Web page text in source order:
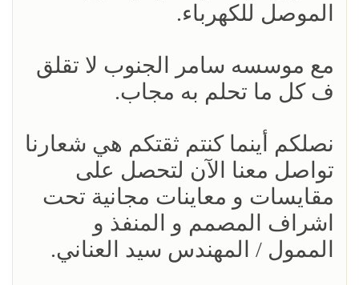
الموصل للكهرباء.
مع موسسه سامر الجنوب لا تقلق
ف كل ما تحلم به مجاب.
نصلكم أينما كنتم ثقتكم هي شعارنا
تواصل معنا الآن لتحصل على
مقايسات و معاينات مجانية تحت
اشراف المصمم و المنفذ و
الممول / المهندس سيد العناني.